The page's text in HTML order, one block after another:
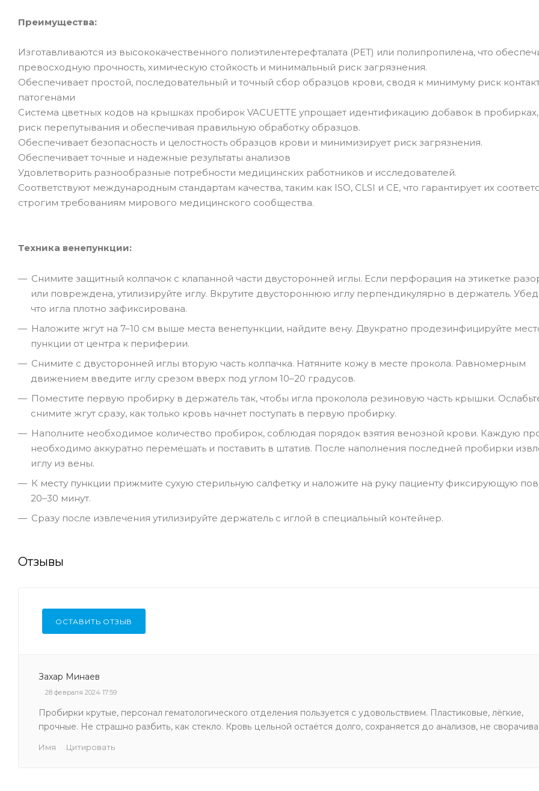
Преимущества:
Изготавливаются из высококачественного полиэтилентерефталата (PET) или полипропилена, что
превосходную прочность, химическую стойкость и минимальный риск загрязнения.
Обеспечивает простой, последовательный и точный сбор образцов крови, сводя к минимуму риск
патогенами
Система цветных кодов на крышках пробирок VACUETTE упрощает идентификацию добавок в
риск перепутывания и обеспечивая правильную обработку образцов.
Обеспечивает безопасность и целостность образцов крови и минимизирует риск загрязнения.
Обеспечивает точные и надежные результаты анализов
Удовлетворить разнообразные потребности медицинских работников и исследователей.
Соответствуют международным стандартам качества, таким как ISO, CLSI и CE, что гарантирует их
строгим требованиям мирового медицинского сообщества.
Техника венепункции:
Снимите защитный колпачок с клапанной части двусторонней иглы. Если перфорация на этикетке
или повреждена, утилизируйте иглу. Вкрутите двустороннюю иглу перпендикулярно в держатель.
что игла плотно зафиксирована.
Наложите жгут на 7–10 см выше места венепункции, найдите вену. Двукратно продезинфицируйте
пункции от центра к периферии.
Снимите с двусторонней иглы вторую часть колпачка. Натяните кожу в месте прокола. Равномерным
движением введите иглу срезом вверх под углом 10–20 градусов.
Поместите первую пробирку в держатель так, чтобы игла проколола резиновую часть крышки.
снимите жгут сразу, как только кровь начнет поступать в первую пробирку.
Наполните необходимое количество пробирок, соблюдая порядок взятия венозной крови. Каждую
необходимо аккуратно перемешать и поставить в штатив. После наполнения последней пробирки
иглу из вены.
К месту пункции прижмите сухую стерильную салфетку и наложите на руку пациенту фиксирующую
20–30 минут.
Сразу после извлечения утилизируйте держатель с иглой в специальный контейнер.
Отзывы
ОСТАВИТЬ ОТЗЫВ
Захар Минаев
28 февраля 2024 17:59
Пробирки крутые, персонал гематологического отделения пользуется с удовольствием. Пластиковые, лёгкие,
прочные. Не страшно разбить, как стекло. Кровь цельной остаётся долго, сохраняется до анализов, не
Имя Цитировать